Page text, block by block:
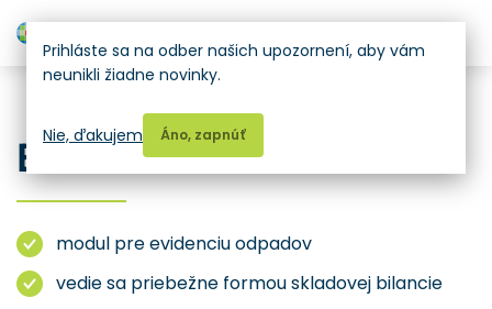
EVIDENCIA ODPADOV
modul pre evidenciu odpadov
vedie sa priebežne formou skladovej bilancie
Prihláste sa na odber našich upozornení, aby vám
neunikli žiadne novinky.
Áno, zapnúť
Nie, ďakujem